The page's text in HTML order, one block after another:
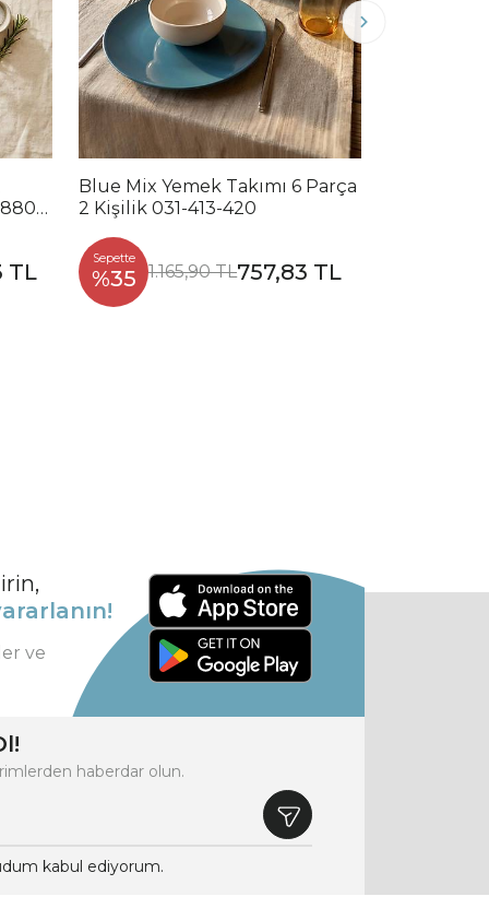
TL
Blue Mix Yemek Takımı 6 Parça
2 Kişilik 031-413-420
Sepette
%35 1.165,90 TL757,83 TL
ve
haberdar olun.
kabul ediyorum.